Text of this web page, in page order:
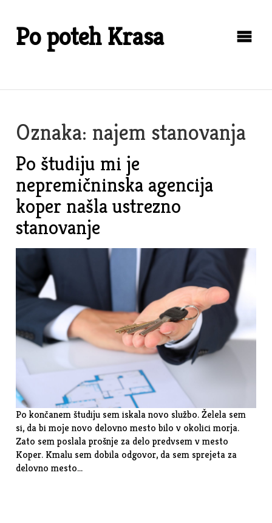
contentPo poteh Krasa
Oznaka: najem stanovanja
Po študiju mi je
nepremičninska agencija
koper našla ustrezno
stanovanje
Po končanem študiju sem iskala novo službo. Želela sem
si, da bi moje novo delovno mesto bilo v okolici morja.
Zato sem poslala prošnje za delo predvsem v mesto
Koper. Kmalu sem dobila odgovor, da sem sprejeta za
delovno mesto…